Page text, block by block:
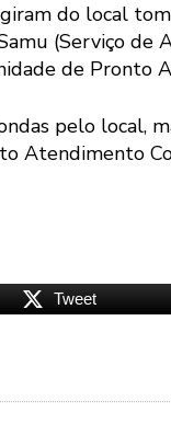
do local
(Serviço de
de Pronto
pelo local,
Atendimento
Tweet